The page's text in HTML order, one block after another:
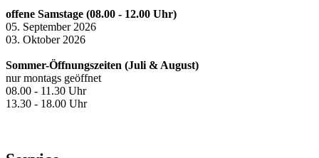
offene Samstage (08.00 - 12.00 Uhr)
05. September 2026
03. Oktober 2026
Sommer-Öffnungszeiten (Juli & August)
nur montags geöffnet
08.00 - 11.30 Uhr
13.30 - 18.00 Uhr